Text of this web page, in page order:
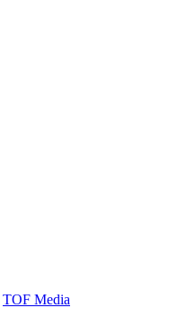
TOF Media